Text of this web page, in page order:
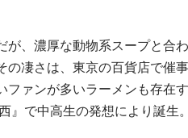
、濃厚な動物系スープと合
凄さは、東京の百貨店で催
ァンが多いラーメンも存在
で中高生の発想により誕生